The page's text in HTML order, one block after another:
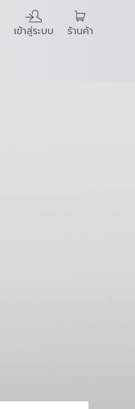
เข้าสู่ระบบ ร้านค้า